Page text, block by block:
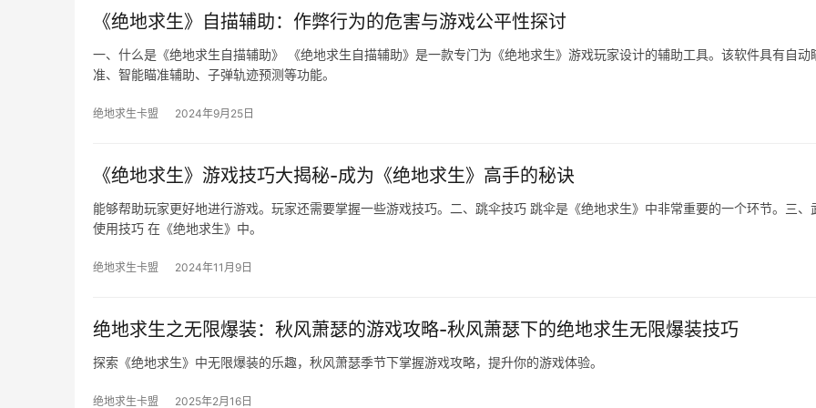
《绝地求生》自描辅助：作弊行为的危害与游戏公平性探讨
一、什么是《绝地求生自描辅助》 《绝地求生自描辅助》是一款专门为《绝地求生》游戏玩家设计的辅助工具。该软件具有自动
准、智能瞄准辅助、子弹轨迹预测等功能。
绝地求生卡盟 2024年9月25日
《绝地求生》游戏技巧大揭秘-成为《绝地求生》高手的秘诀
能够帮助玩家更好地进行游戏。玩家还需要掌握一些游戏技巧。二、跳伞技巧 跳伞是《绝地求生》中非常重要的一个环节。三、
使用技巧 在《绝地求生》中。
绝地求生卡盟 2024年11月9日
绝地求生之无限爆装：秋风萧瑟的游戏攻略-秋风萧瑟下的绝地求生无限爆装技巧
探索《绝地求生》中无限爆装的乐趣，秋风萧瑟季节下掌握游戏攻略，提升你的游戏体验。
绝地求生卡盟 2025年2月16日